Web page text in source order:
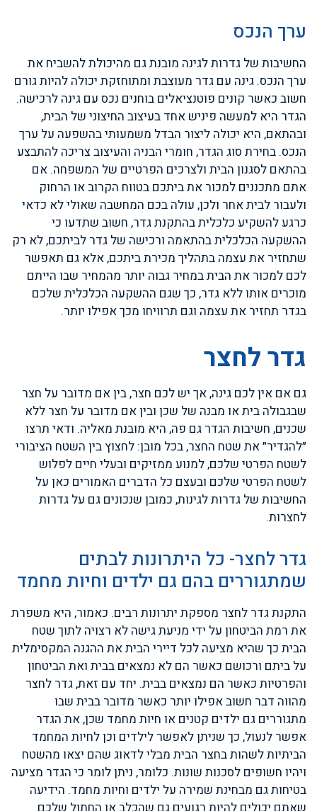
ערך הנכס
החשיבות של גדרות לגינה מובנת גם מהיכולת להשביח את
ערך הנכס. גינה עם גדר מעוצבת ומתוחזקת יכולה להיות גורם
חשוב כאשר קונים פוטנציאלים בוחנים נכס עם גינה לרכישה.
הגדר היא למעשה פיניש אחד בעיצוב החיצוני של הבית,
ובהתאם, היא יכולה ליצור הבדל משמעותי בהשפעה על ערך
הנכס. בחירת סוג הגדר, חומרי הבניה והעיצוב צריכה להתבצע
בהתאם לסגנון הבית ולצרכים הפרטיים של המשפחה. אם
אתם מתכננים למכור את ביתכם בטווח הקרוב או הרחוק
ולעבור לבית אחר ולכן, עולה בכם המחשבה שאולי לא כדאי
כרגע להשקיע כלכלית בהתקנת גדר, חשוב שתדעו כי
ההשקעה הכלכלית בהתאמה ורכישה של גדר לביתכם, לא רק
שתחזיר את עצמה בתהליך מכירת ביתכם, אלא גם תאפשר
לכם למכור את הבית במחיר גבוה יותר מהמחיר שבו הייתם
מוכרים אותו ללא גדר, כך שגם ההשקעה הכלכלית שלכם
בגדר תחזיר את עצמה וגם תרוויחו מכך אפילו יותר.
גדר לחצר
גם אם אין לכם גינה, אך יש לכם חצר, בין אם מדובר על חצר
שבגבולה בית או מבנה של שכן ובין אם מדובר על חצר ללא
שכנים, חשיבות הגדר גם פה, היא מובנת מאליה. ודאי תרצו
״להגדיר״ את שטח החצר, בכל מובן: לחצוץ בין השטח הציבורי
לשטח הפרטי שלכם, למנוע ממזיקים ובעלי חיים לפלוש
לשטח הפרטי שלכם ובעצם כל הדברים האמורים כאן על
החשיבות של גדרות לגינות, כמובן שנכונים גם על גדרות
לחצרות.
גדר לחצר- כל היתרונות לבתים
שמתגוררים בהם גם ילדים וחיות מחמד
התקנת גדר לחצר מספקת יתרונות רבים. כאמור, היא משפרת
את רמת הביטחון על ידי מניעת גישה לא רצויה לתוך שטח
הבית כך שהיא מציעה לכל דיירי הבית את ההגנה המקסימלית
על ביתם ורכושם כאשר הם לא נמצאים בבית ואת הביטחון
והפרטיות כאשר הם נמצאים בבית. יחד עם זאת, גדר לחצר
מהווה דבר חשוב אפילו יותר כאשר מדובר בבית שבו
מתגוררים גם ילדים קטנים או חיות מחמד שכן, את הגדר
אפשר לנעול, כך שניתן לאפשר לילדים וכן לחיות המחמד
הביתיות לשהות בחצר הבית מבלי לדאוג שהם יצאו מהשטח
ויהיו חשופים לסכנות שונות. כלומר, ניתן לומר כי הגדר מציעה
בטיחות גם מבחינת שמירה על ילדים וחיות מחמד. הידיעה